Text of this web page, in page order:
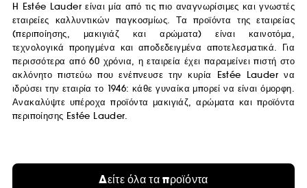
H Estée Lauder είναι μία από τις πιο αναγνωρίσιμες και γνωστές
εταιρείες καλλυντικών παγκοσμίως. Τα προϊόντα της εταιρείας
(περιποίησης, μακιγιάζ και αρώματα) είναι καινοτόμα,
τεχνολογικά προηγμένα και αποδεδειγμένα αποτελεσματικά. Για
περισσότερα από 60 χρόνια, η εταιρεία έχει παραμείνει πιστή στο
ακλόνητο πιστεύω που ενέπνευσε την κυρία Estée Lauder να
ιδρύσει την εταιρία το 1946: κάθε γυναίκα μπορεί να είναι όμορφη.
Ανακαλύψτε υπέροχα προϊόντα μακιγιάζ, αρώματα και προϊόντα
περιποίησης Estée Lauder.
Δείτε όλα τα προϊόντα